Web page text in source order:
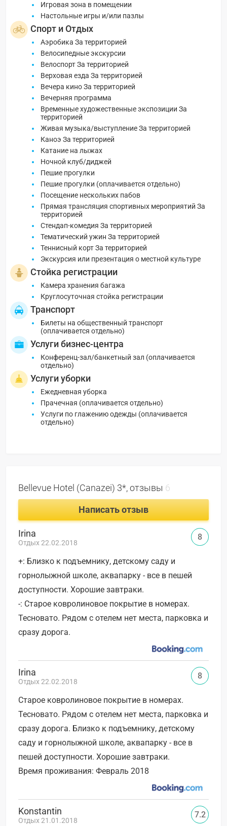
Игровая зона в помещении
Настольные игры и/или пазлы
Спорт и Отдых
Аэробика За территорией
Велосипедные экскурсии
Велоспорт За территорией
Верховая езда За территорией
Вечера кино За территорией
Вечерняя программа
Временные художественные экспозиции За
территорией
Живая музыка/выступление За территорией
Каноэ За территорией
Катание на лыжах
Ночной клуб/диджей
Пешие прогулки
Пешие прогулки (оплачивается отдельно)
Посещение нескольких пабов
Прямая трансляция спортивных мероприятий За
территорией
Стендап-комедия За территорией
Тематический ужин За территорией
Теннисный корт За территорией
Экскурсия или презентация о местной культуре
Стойка регистрации
Камера хранения багажа
Круглосуточная стойка регистрации
Транспорт
Билеты на общественный транспорт
(оплачивается отдельно)
Услуги бизнес-центра
Конференц-зал/банкетный зал (оплачивается
отдельно)
Услуги уборки
Ежедневная уборка
Прачечная (оплачивается отдельно)
Услуги по глажению одежды (оплачивается
отдельно)
Bellevue Hotel (Canazei) 3*, отзывы 6
Написать отзыв
Irina
Отдых 22.02.2018
+: Близко к подъемнику, детскому саду и
горнолыжной школе, аквапарку - все в пешей
доступности. Хорошие завтраки.
-: Старое ковролиновое покрытие в номерах.
Тесновато. Рядом с отелем нет места, парковка и
сразу дорога.
8
Irina
Отдых 22.02.2018
Старое ковролиновое покрытие в номерах.
Тесновато. Рядом с отелем нет места, парковка и
сразу дорога. Близко к подъемнику, детскому
саду и горнолыжной школе, аквапарку - все в
пешей доступности. Хорошие завтраки.
Время проживания: Февраль 2018
8
Konstantin
Отдых 21.01.2018
7.2